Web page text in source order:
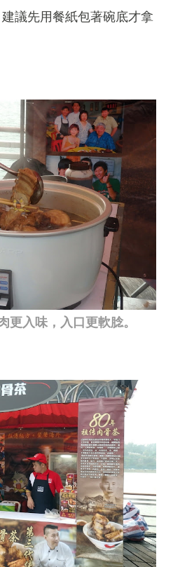
議先用餐紙包著碗底才拿
更入味，入口更軟腍。